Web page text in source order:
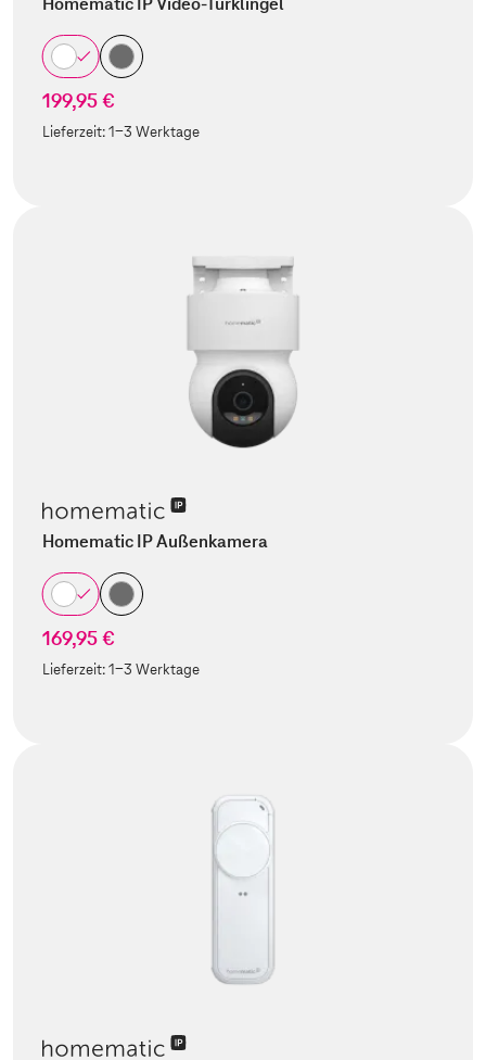
199,95 €
Lieferzeit:1-3 Werktage
Homematic IP Außenkamera
169,95 €
Lieferzeit:1-3 Werktage